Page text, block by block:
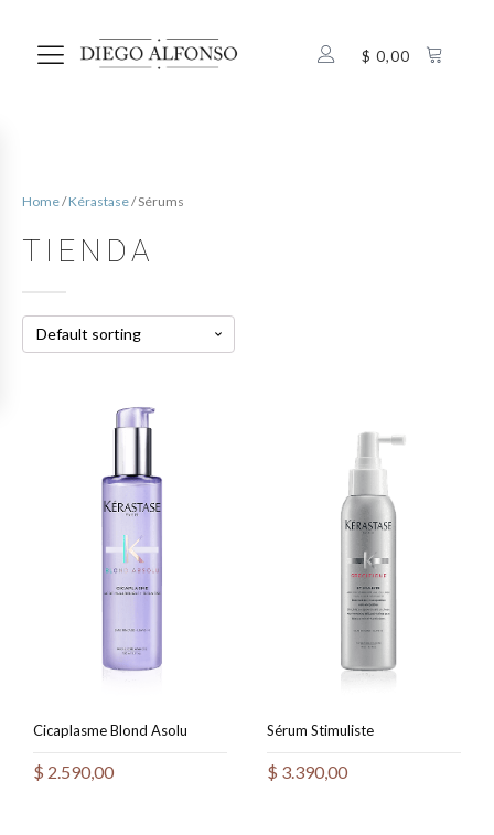
$ 0,00
Home/Kérastase/ Sérums
TIENDA
Cicaplasme Blond Asolu
$ 2.590,00
Sérum Stimuliste
$ 3.390,00